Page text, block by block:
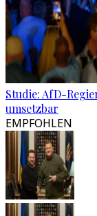
Studie: AfD-
umsetzbar
EMPFOHLEN